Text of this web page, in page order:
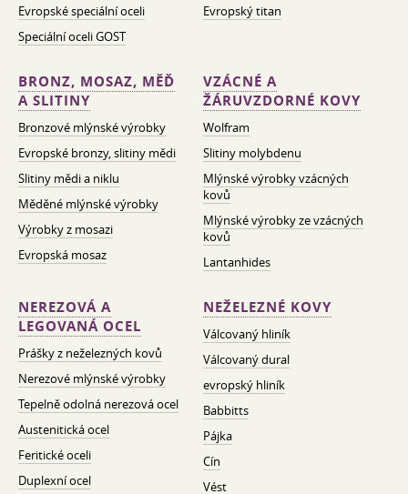
Evropské speciální oceli
Speciální oceli GOST
Evropský titan
BRONZ, MOSAZ, MĚĎ
A SLITINY
Bronzové mlýnské výrobky
Evropské bronzy, slitiny mědi
Slitiny mědi a niklu
Měděné mlýnské výrobky
Výrobky z mosazi
Evropská mosaz
VZÁCNÉ A
ŽÁRUVZDORNÉ KOVY
Wolfram
Slitiny molybdenu
Mlýnské výrobky vzácných
kovů
Mlýnské výrobky ze vzácných
kovů
Lantanhides
NEREZOVÁ A
LEGOVANÁ OCEL
Prášky z neželezných kovů
Nerezové mlýnské výrobky
Tepelně odolná nerezová ocel
Austenitická ocel
Feritické oceli
Duplexní ocel
NEŽELEZNÉ KOVY
Válcovaný hliník
Válcovaný dural
evropský hliník
Babbitts
Pájka
Cín
Vést